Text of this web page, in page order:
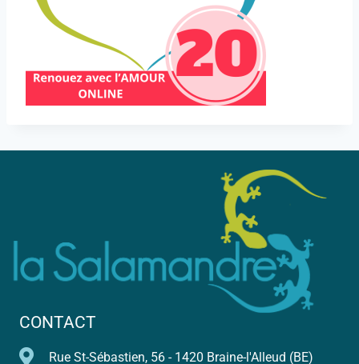
CONTACT
Rue St-Sébastien, 56 - 1420 Braine-l'Alleud (BE)